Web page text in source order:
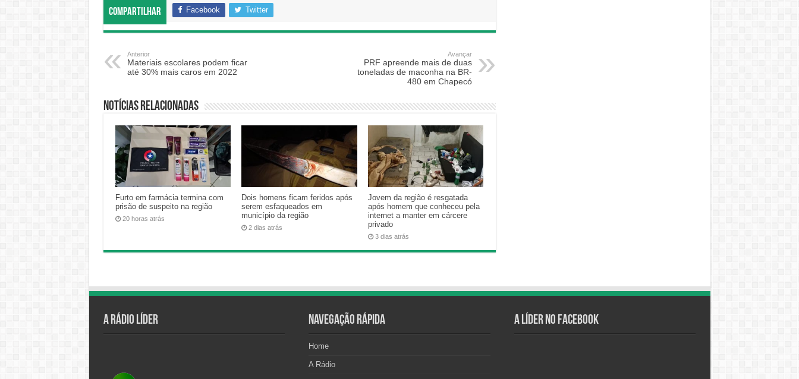
Compartilhar Facebook Twitter
Anterior
Materiais escolares podem ficar
até 30% mais caros em 2022
Avançar
PRF apreende mais de duas
toneladas de maconha na BR-
480 em Chapecó
Notícias relacionadas
Furto em farmácia termina com
prisão de suspeito na região
20 horas atrás
Dois homens ficam feridos após
serem esfaqueados em
município da região
2 dias atrás
Jovem da região é resgatada
após homem que conheceu pela
internet a manter em cárcere
privado
3 dias atrás
A Rádio Líder Navegação Rápida
Home
A Rádio
A Líder no Facebook